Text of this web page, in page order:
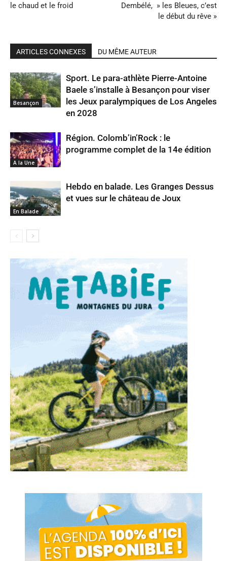
le chaud et le froid
Dembélé, » les Bleues, c’est
le début du rêve »
ARTICLES CONNEXES DU MÊME AUTEUR
Besançon
Sport. Le para-athlète Pierre-Antoine
Baele s’installe à Besançon pour viser
les Jeux paralympiques de Los Angeles
en 2028
A la Une
Région. Colomb’in’Rock : le
programme complet de la 14e édition
En Balade
Hebdo en balade. Les Granges Dessus
et vues sur le château de Joux